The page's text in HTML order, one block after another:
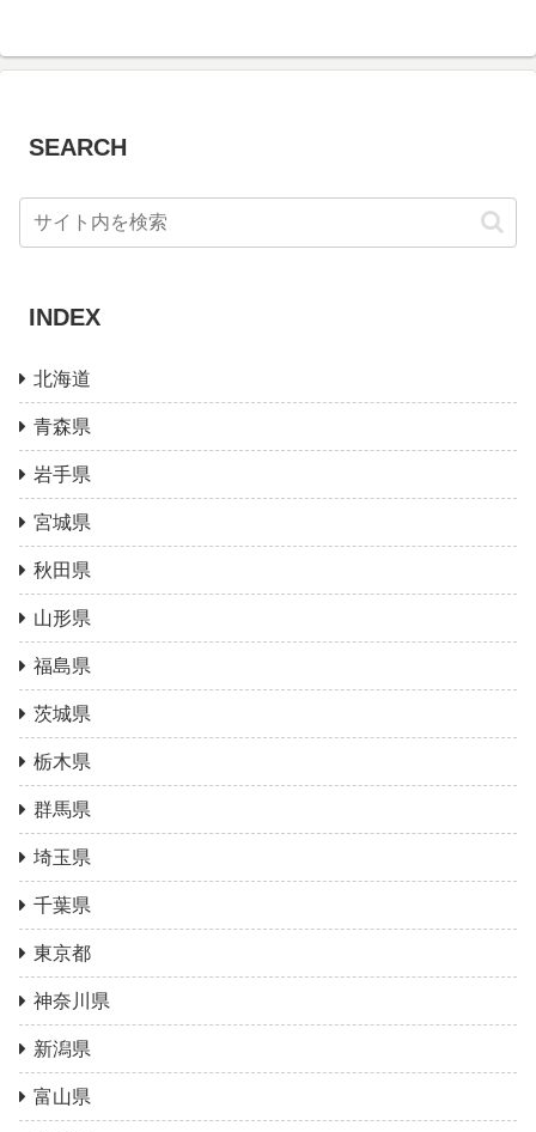
SEARCH
INDEX
北海道
青森県
岩手県
宮城県
秋田県
山形県
福島県
茨城県
栃木県
群馬県
埼玉県
千葉県
東京都
神奈川県
新潟県
富山県